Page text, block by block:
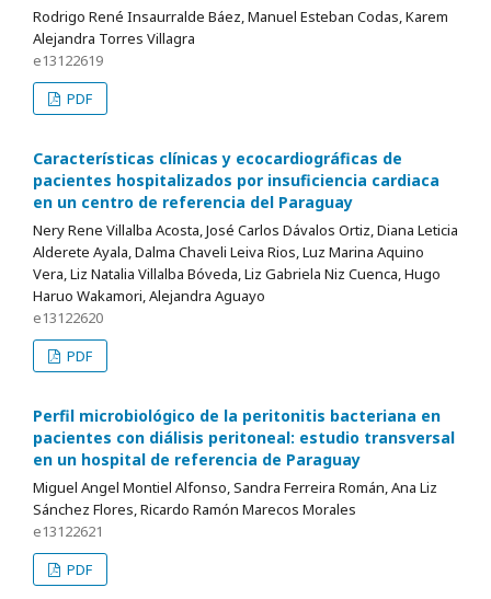
Rodrigo René Insaurralde Báez, Manuel Esteban Codas, Karem
Alejandra Torres Villagra
e13122619
PDF
Características clínicas y ecocardiográficas de
pacientes hospitalizados por insuficiencia cardiaca
en un centro de referencia del Paraguay
Nery Rene Villalba Acosta, José Carlos Dávalos Ortiz, Diana Leticia
Alderete Ayala, Dalma Chaveli Leiva Rios, Luz Marina Aquino
Vera, Liz Natalia Villalba Bóveda, Liz Gabriela Niz Cuenca, Hugo
Haruo Wakamori, Alejandra Aguayo
e13122620
PDF
Perfil microbiológico de la peritonitis bacteriana en
pacientes con diálisis peritoneal: estudio transversal
en un hospital de referencia de Paraguay
Miguel Angel Montiel Alfonso, Sandra Ferreira Román, Ana Liz
Sánchez Flores, Ricardo Ramón Marecos Morales
e13122621
PDF